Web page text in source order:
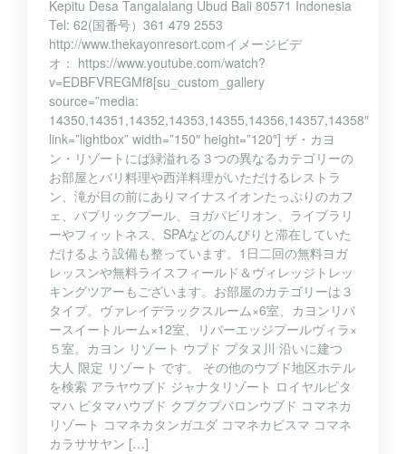
Kepitu Desa Tangalalang Ubud Bali 80571 Indonesia
Tel: 62(国番号）361 479 2553
http://www.thekayonresort.comイメージビデ
オ： https://www.youtube.com/watch?
v=EDBFVREGMf8[su_custom_gallery
source=”media:
14350,14351,14352,14353,14355,14356,14357,14358″
link=”lightbox” width=”150″ height=”120″] ザ・カヨ
ン・リゾートにば緑溢れる３つの異なるカテゴリーの
お部屋とバリ料理や西洋料理がいただけるレストラ
ン、滝が目の前にありマイナスイオンたっぷりのカフ
ェ、パブリックプール、ヨガパビリオン、ライブラリ
ーやフィットネス、SPAなどのんびりと滞在していた
だけるよう設備も整っています。1日二回の無料ヨガ
レッスンや無料ライスフィールド＆ヴィレッジトレッ
キングツアーもございます。お部屋のカテゴリーは３
タイプ。ヴァレイデラックスルーム×6室、カヨンリバ
ースイートルーム×12室、リバーエッジプールヴィラ×
５室。カヨン リゾート ウブド プタヌ川 沿いに建つ
大人 限定 リゾート です。 その他のウブド地区ホテル
を検索 アラヤウブド ジャナタリゾート ロイヤルピタ
マハ ピタマハウブド クプクプバロンウブド コマネカ
リゾート コマネカタンガユダ コマネカビスマ コマネ
カラササヤン […]